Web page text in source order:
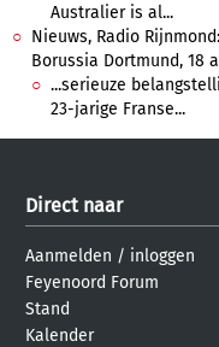
Australier is al...
Nieuws, Radio
Borussia Dortmund, 18
...serieuze
23-jarige Franse...
Direct naar
Aanmelden / inloggen
Feyenoord Forum
Stand
Kalender